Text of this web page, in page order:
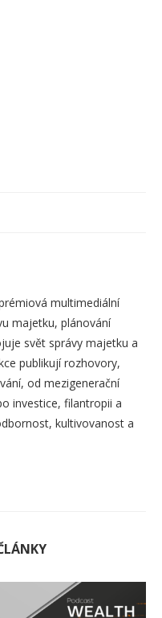
multimediální
majetku, plánování
svět správy majetku a
publikují rozhovory,
od mezigenerační
investice, filantropii a
kultivovanost a